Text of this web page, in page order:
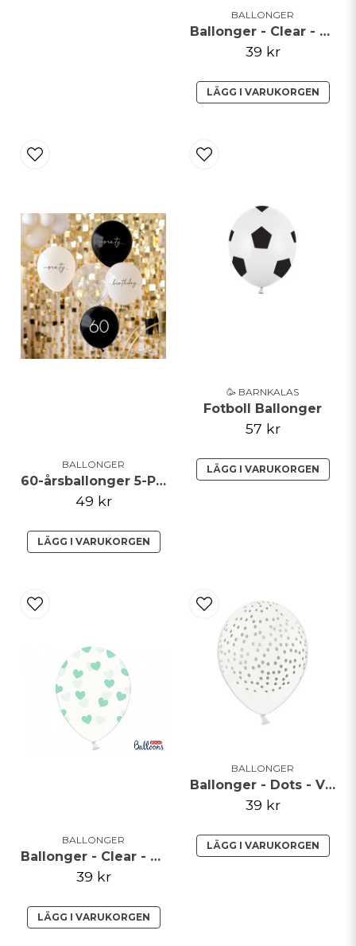
BALLONGER
Ballonger - Clear - Rosa hjärtan
39 kr
LÄGG I VARUKORGEN
BALLONGER
60-årsballonger 5-Pack
49 kr
LÄGG I VARUKORGEN
🥳 BARNKALAS
Fotboll Ballonger
57 kr
LÄGG I VARUKORGEN
BALLONGER
Ballonger - Clear - Mint hjärtan
39 kr
LÄGG I VARUKORGEN
BALLONGER
Ballonger - Dots - Vit/Guld
39 kr
LÄGG I VARUKORGEN